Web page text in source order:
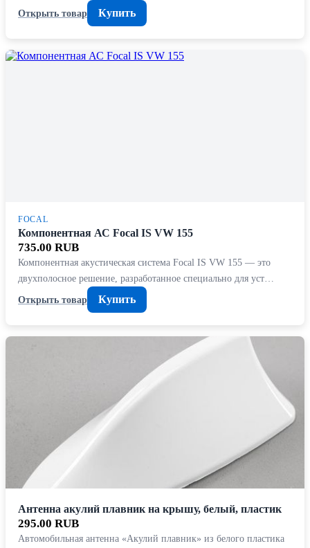
Открыть товар Купить
FOCAL
Компонентная АС Focal IS VW 155
735.00 RUB
Компонентная акустическая система Focal IS VW 155 — это
двухполосное решение, разработанное специально для уст…
Открыть товар
Купить
Антенна акулий плавник на крышу, белый, пластик
295.00 RUB
Автомобильная антенна «Акулий плавник» из белого пластика